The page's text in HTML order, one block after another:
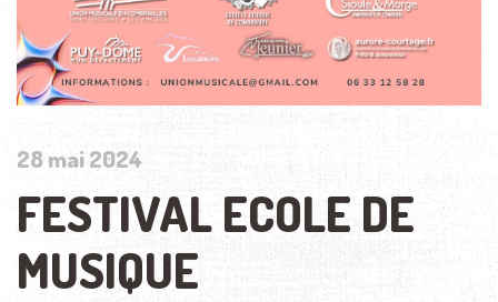
28 mai 2024
FESTIVAL ECOLE DE
MUSIQUE